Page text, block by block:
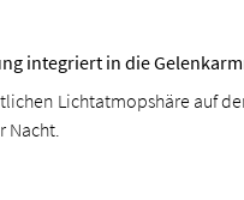
integriert in die
Lichtatmopshäre auf
Nacht.